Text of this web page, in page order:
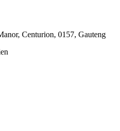
Centurion, 0157, Gauteng